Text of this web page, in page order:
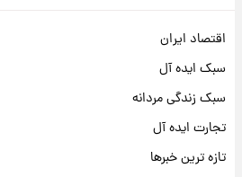
اقتصاد ایران
سبک ایده آل
سبک زندگی مردانه
تجارت ایده آل
تازه ترین خبرها